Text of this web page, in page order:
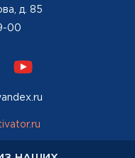
00
д. 85